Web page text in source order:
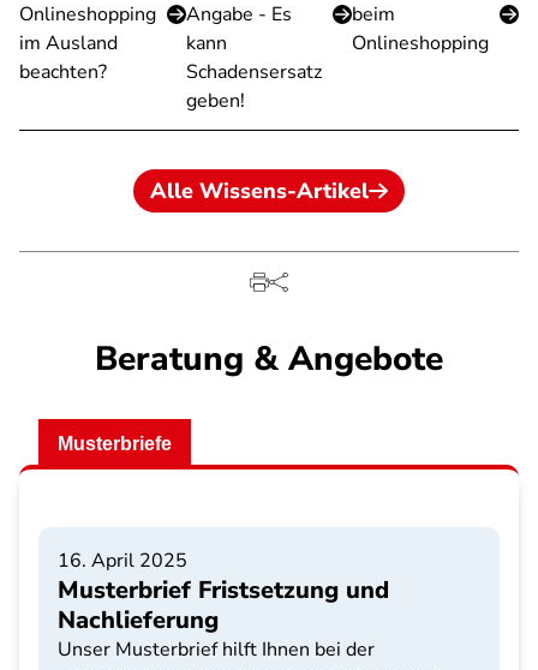
Onlineshopping
im Ausland
beachten?
Angabe - Es
kann
Schadensersatz
geben!
beim
Onlineshopping
Alle Wissens-Artikel
Beratung & Angebote
Musterbriefe
16. April 2025
Musterbrief Fristsetzung und
Nachlieferung
Unser Musterbrief hilft Ihnen bei der